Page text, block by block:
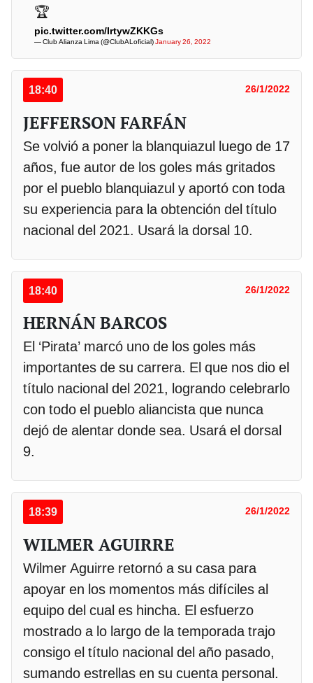
🏆
pic.twitter.com/IrtywZKKGs
— Club Alianza Lima (@ClubALoficial)January 26, 2022
18:40 26/1/2022
JEFFERSON FARFÁN
Se volvió a poner la blanquiazul luego de 17
años, fue autor de los goles más gritados
por el pueblo blanquiazul y aportó con toda
su experiencia para la obtención del título
nacional del 2021. Usará la dorsal 10.
18:40 26/1/2022
HERNÁN BARCOS
El ‘Pirata’ marcó uno de los goles más
importantes de su carrera. El que nos dio el
título nacional del 2021, logrando celebrarlo
con todo el pueblo aliancista que nunca
dejó de alentar donde sea. Usará el dorsal
9.
18:39 26/1/2022
WILMER AGUIRRE
Wilmer Aguirre retornó a su casa para
apoyar en los momentos más difíciles al
equipo del cual es hincha. El esfuerzo
mostrado a lo largo de la temporada trajo
consigo el título nacional del año pasado,
sumando estrellas en su cuenta personal.